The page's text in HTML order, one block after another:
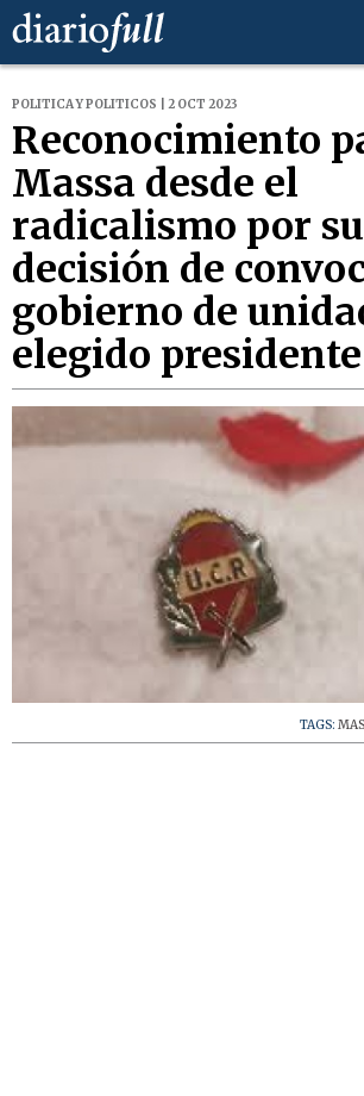
POLITICA Y POLITICOS | 2 OCT 2023
Reconocimiento
Massa desde el
radicalismo por su
decisión de
gobierno de
elegido presidente
TAGS: